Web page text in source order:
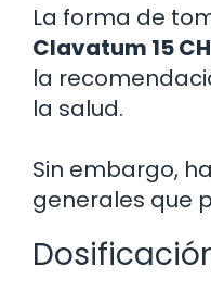
La forma de
Clavatum 15 CH
la
la salud.
Sin embargo,
generales que